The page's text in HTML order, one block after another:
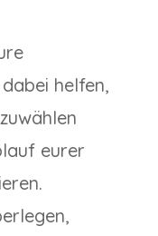
helfen,
eurer